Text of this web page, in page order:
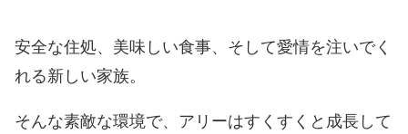
安全な住処、美味しい食事、そして愛情を注いでく
れる新しい家族。
そんな素敵な環境で、アリーはすくすくと成長して